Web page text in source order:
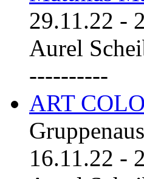
29.11.22 -
Aurel
----------
ART
16.11.22 -